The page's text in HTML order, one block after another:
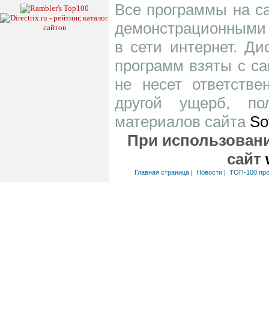
Все программы на
в сети интернет.
программ взяты с
не несет
другой ущерб,
материалов сайта
При
сайт
Главная страница| Новости| ТОП-100